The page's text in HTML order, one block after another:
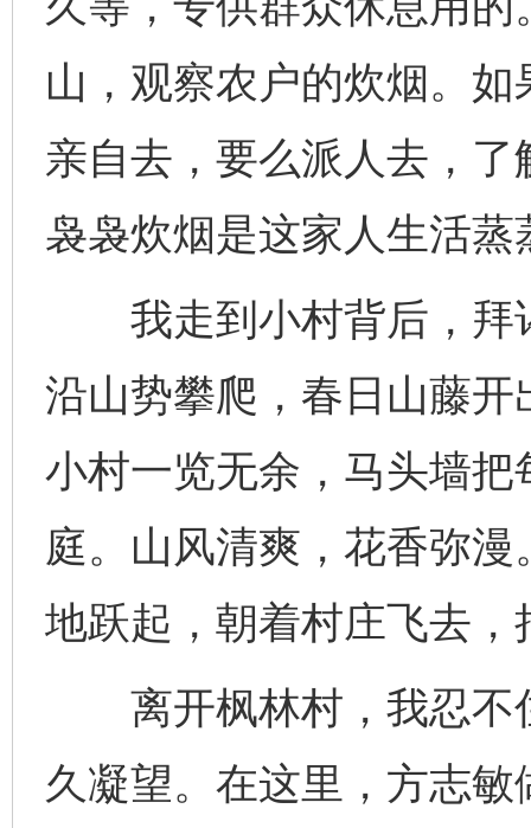
山，观察农户的炊烟。
亲自去，要么派人去，
袅袅炊烟是这家人生活
我走到小村背后，拜
沿山势攀爬，春日山藤
小村一览无余，马头墙
庭。山风清爽，花香弥
地跃起，朝着村庄飞去
离开枫林村，我忍不
久凝望。在这里，方志